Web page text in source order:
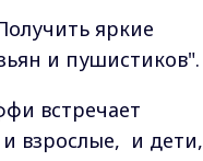
яркие
и пушистиков".
встречает
взрослые, и дети,